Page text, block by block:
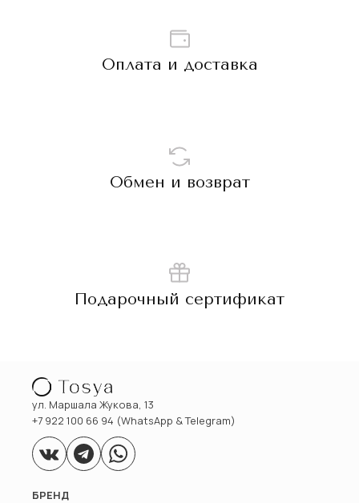
Оплата и доставка
Обмен и возврат
Подарочный сертификат
ул. Маршала Жукова, 13
+7 922 100 66 94 (WhatsApp & Telegram)
БРЕНД